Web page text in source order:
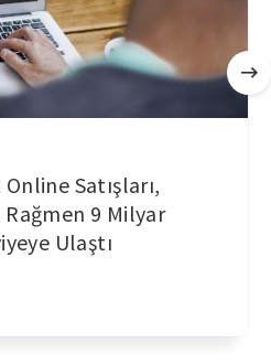
Satışları,
9 Milyar
Ulaştı